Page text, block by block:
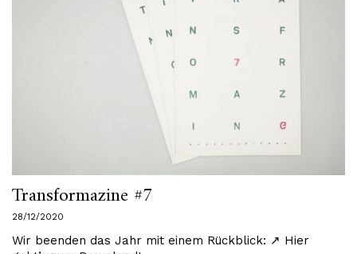
Transformazine #7
28/12/2020
Wir beenden das Jahr mit einem Rückblick: ↗︎ Hier